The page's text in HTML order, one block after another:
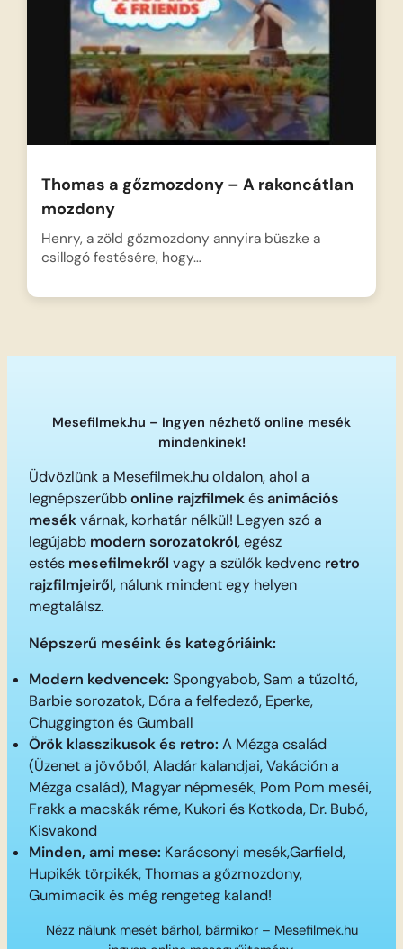
Thomas a gőzmozdony – A rakoncátlan
mozdony
Henry, a zöld gőzmozdony annyira büszke a
csillogó festésére, hogy…
Mesefilmek.hu – Ingyen nézhető online mesék
mindenkinek!
Üdvözlünk a Mesefilmek.hu oldalon, ahol a
legnépszerűbbonline rajzfilmekésanimációs
mesékvárnak, korhatár nélkül! Legyen szó a
legújabb modern sorozatokról, egész
estés mesefilmekről vagy a szülők kedvenc retro
rajzfilmjeiről, nálunk mindent egy helyen
megtalálsz.
Népszerű meséink és kategóriáink:
Modern kedvencek: Spongyabob, Sam a tűzoltó,
Barbie sorozatok, Dóra a felfedező, Eperke,
Chuggington és Gumball
Örök klasszikusok és retro: A Mézga család
(Üzenet a jövőből, Aladár kalandjai, Vakáción a
Mézga család), Magyar népmesék, Pom Pom meséi,
Frakk a macskák réme, Kukori és Kotkoda, Dr. Bubó,
Kisvakond
Minden, ami mese: Karácsonyi mesék,Garfield,
Hupikék törpikék, Thomas a gőzmozdony,
Gumimacik és még rengeteg kaland!
Nézz nálunk mesét bárhol, bármikor – Mesefilmek.hu